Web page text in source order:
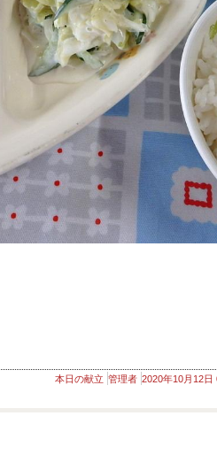
本日の献立 管理者 2020年10月12日